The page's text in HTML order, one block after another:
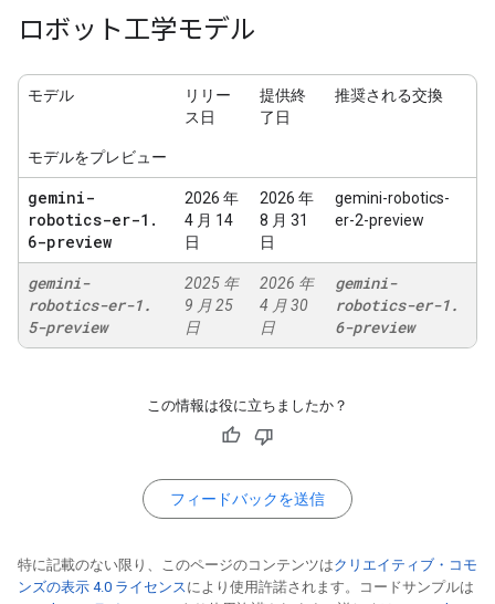
ロボット工学モデル
モデル
リリー
ス日
提供終
了日
推奨される交換
モデルをプレビュー
gemini-
robotics-er-1 .
6-preview
2026 年
4 月 14
日
2026 年
8 月 31
日
gemini-robotics-
er-2-preview
gemini-
robotics-er-1.
5-preview
2025 年
9 月 25
日
2026 年
4 月 30
日
gemini-
robotics-er-1.
6-preview
この情報は役に立ちましたか？
フィードバックを送信
特に記載のない限り、このページのコンテンツはクリエイティブ・コモ
ンズの表示 4.0 ライセンスにより使用許諾されます。コードサンプルは